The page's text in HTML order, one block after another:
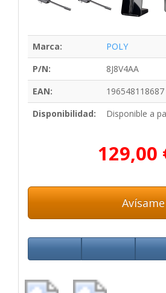
Marca:
POLY
P/N:
8J8V4AA
EAN:
196548118687
Disponibilidad:
Disponible a
129,00
Avísame